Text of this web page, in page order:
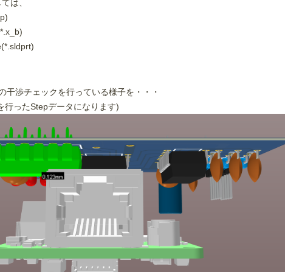
は、
干渉チェックを行っている様子を・・・
行ったStepデータになります)